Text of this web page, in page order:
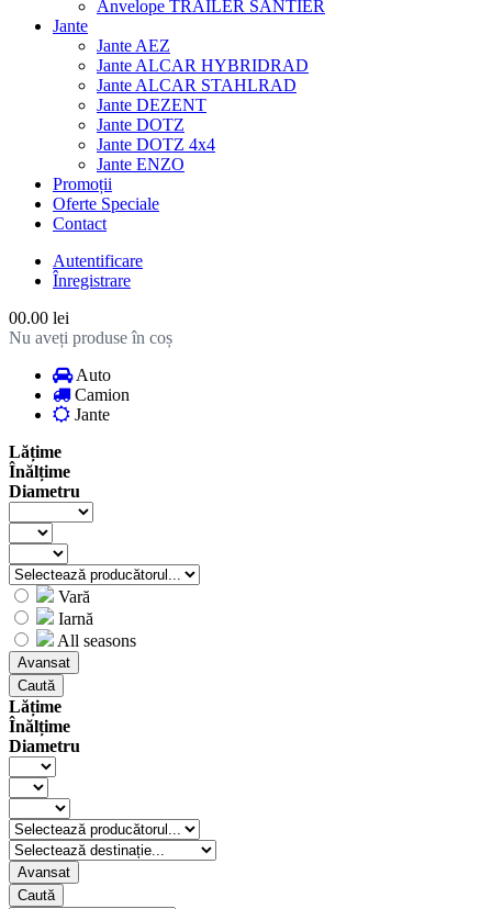
Anvelope TRAILER SANTIER
Jante
Jante AEZ
Jante ALCAR HYBRIDRAD
Jante ALCAR STAHLRAD
Jante DEZENT
Jante DOTZ
Jante DOTZ 4x4
Jante ENZO
Promoții
Oferte Speciale
Contact
Autentificare
Înregistrare
00.00 lei
Nu aveți produse în coș
Auto
Camion
Jante
Lățime
Înălțime
Diametru
Vară
Iarnă
All seasons
Avansat
Caută
Lățime
Înălțime
Diametru
Avansat
Caută